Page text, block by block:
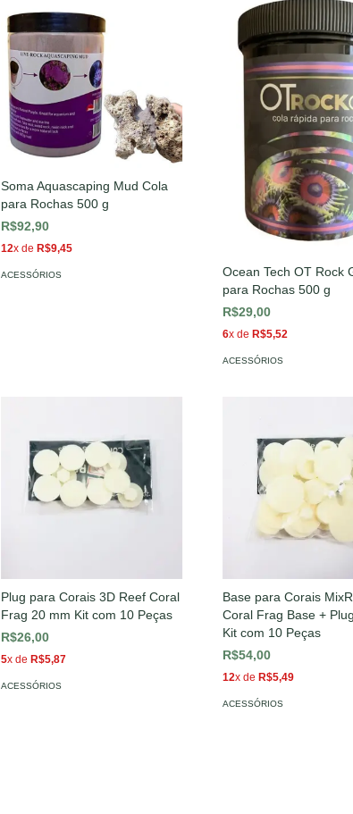
Soma Aquascaping Mud Cola
para Rochas 500 g
R$92,90
12x de R$9,45
ACESSÓRIOS
Ocean Tech OT Rock
para Rochas 500 g
R$29,00
6x de R$5,52
ACESSÓRIOS
Plug para Corais 3D Reef Coral
Frag 20 mm Kit com 10 Peças
R$26,00
5x de R$5,87
ACESSÓRIOS
Base para Corais
Coral Frag Base +
Kit com 10 Peças
R$54,00
12x deR$5,49
ACESSÓRIOS